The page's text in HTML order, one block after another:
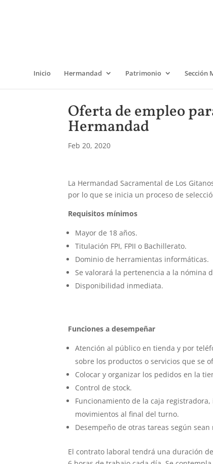
Inicio Hermandad Patrimonio Sección
Oferta de empleo
Hermandad
Feb 20, 2020
La Hermandad Sacramental de Los
por lo que se inicia un proceso de
Requisitos mínimos
Mayor de 18 años.
Titulación FPI, FPII o Bachillerato.
Dominio de herramientas informáticas.
Se valorará la pertenencia a la nómina
Disponibilidad inmediata.
Funciones a desempeñar
Atención al público en tienda y por
sobre los productos o servicios que se
Colocar y organizar los pedidos en la
Control de stock.
Funcionamiento de la caja
movimientos al final del turno.
Desempeño de otras tareas según
El contrato laboral tendrá una duración